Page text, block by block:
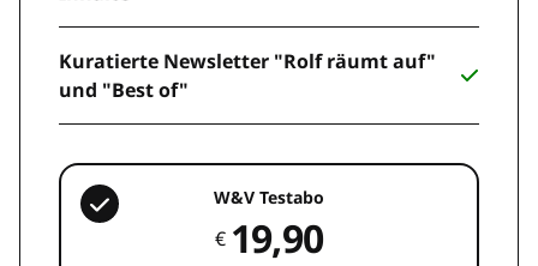
Kuratierte Newsletter "Rolf räumt auf"
und "Best of"
W&V Testabo
€ 19,90